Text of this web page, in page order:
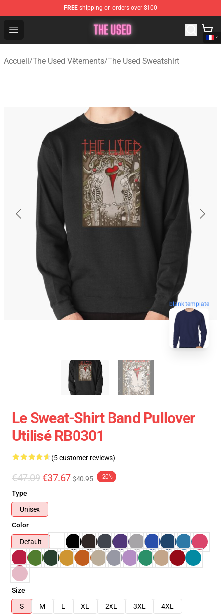
FREE shipping on orders over $100
Open menu
The Used Store - Official The Used Merchandise Shop
Accueil/The Used Vêtements/The Used Sweatshirt
blank template
Le Sweat-Shirt Band Pullover
Utilisé RB0301
(5 customer reviews)
€47.09 €37.67 $40.95 -20%
Type
Unisex
Color
Default
Size
S
M L XL 2XL 3XL
4XL